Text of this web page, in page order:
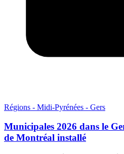
Régions - Midi-Pyrénées - Gers
Municipales 2026 dans le
de Montréal installé